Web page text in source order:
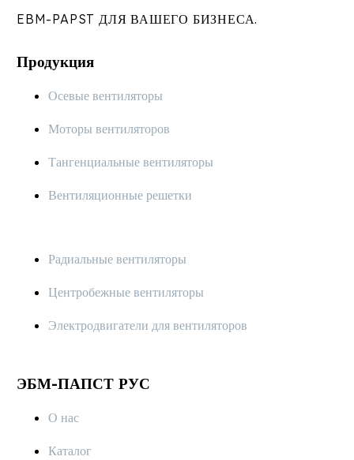
EBM-PAPST ДЛЯ ВАШЕГО БИЗНЕСА.
Продукция
Осевые вентиляторы
Моторы вентиляторов
Тангенциальные вентиляторы
Вентиляционные решетки
Радиальные вентиляторы
Центробежные вентиляторы
Электродвигатели для вентиляторов
ЭБМ-ПАПСТ РУС
О нас
Каталог